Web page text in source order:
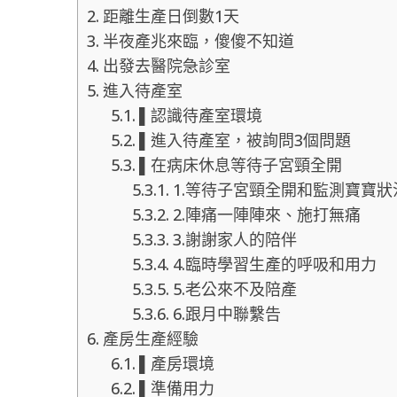
距離生產日倒數1天
半夜產兆來臨，傻傻不知道
出發去醫院急診室
進入待產室
▌認識待產室環境
▌進入待產室，被詢問3個問題
▌在病床休息等待子宮頸全開
1.等待子宮頸全開和監測寶寶狀
2.陣痛一陣陣來、施打無痛
3.謝謝家人的陪伴
4.臨時學習生產的呼吸和用力
5.老公來不及陪產
6.跟月中聯繫告
產房生產經驗
▌產房環境
▌準備用力